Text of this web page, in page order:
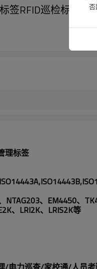
签RFID巡检标签,
理标签
NTAG203、EM4450、
、LRI2K、LRIS2K等
否